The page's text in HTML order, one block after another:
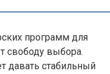
программ для
свободу выбора.
давать стабильный